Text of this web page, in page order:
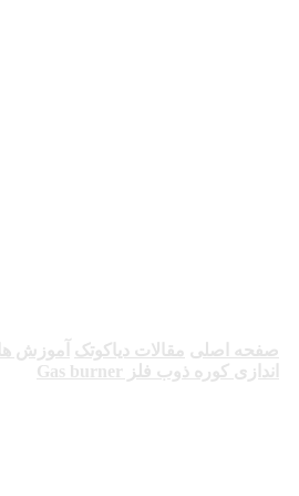
صفحه اصلی مقالات دیاکوتک آموزش ها
اندازی کوره ذوب فلز Gas burner